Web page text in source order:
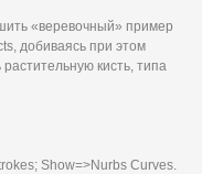
«веревочный» пример
добиваясь при этом
кисть, типа
Show=>Nurbs Curves.